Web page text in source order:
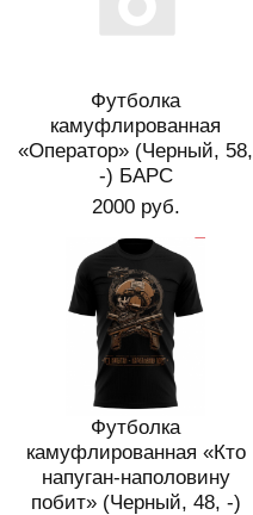
Футболка
камуфлированная
«Оператор» (Черный, 58,
-) БАРС
2000 руб.
Футболка
камуфлированная «Кто
напуган-наполовину
побит» (Черный, 48, -)